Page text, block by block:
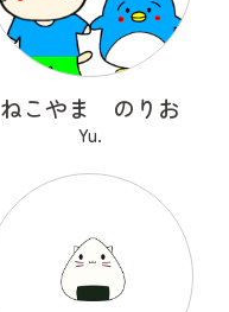
ねこやま のりお
Yu.